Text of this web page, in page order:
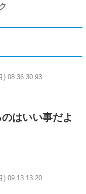
) 08:36:30.93
はいい事だよ
) 09:13:13.20